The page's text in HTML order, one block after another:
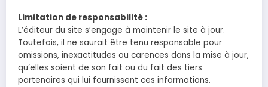
Limitation de responsabilité :
L’éditeur du site s’engage à maintenir le site à jour.
Toutefois, il ne saurait être tenu responsable pour
omissions, inexactitudes ou carences dans la mise à jour,
qu’elles soient de son fait ou du fait des tiers
partenaires qui lui fournissent ces informations.